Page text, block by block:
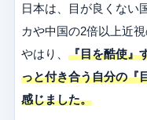
日本は、目が良くない
カや中国の2倍以上近
やはり、 『目を酷使』
っと付き合う自分の『
感じました。